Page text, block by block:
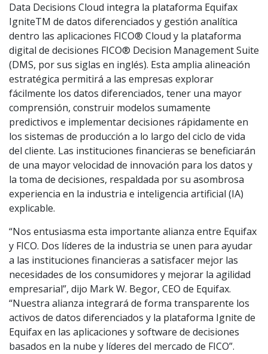
Data Decisions Cloud integra la plataforma Equifax
IgniteTM de datos diferenciados y gestión analítica
dentro las aplicaciones FICO® Cloud y la plataforma
digital de decisiones FICO® Decision Management Suite
(DMS, por sus siglas en inglés). Esta amplia alineación
estratégica permitirá a las empresas explorar
fácilmente los datos diferenciados, tener una mayor
comprensión, construir modelos sumamente
predictivos e implementar decisiones rápidamente en
los sistemas de producción a lo largo del ciclo de vida
del cliente. Las instituciones financieras se beneficiarán
de una mayor velocidad de innovación para los datos y
la toma de decisiones, respaldada por su asombrosa
experiencia en la industria e inteligencia artificial (IA)
explicable.
“Nos entusiasma esta importante alianza entre Equifax
y FICO. Dos líderes de la industria se unen para ayudar
a las instituciones financieras a satisfacer mejor las
necesidades de los consumidores y mejorar la agilidad
empresarial”, dijo Mark W. Begor, CEO de Equifax.
“Nuestra alianza integrará de forma transparente los
activos de datos diferenciados y la plataforma Ignite de
Equifax en las aplicaciones y software de decisiones
basados en la nube y líderes del mercado de FICO”.